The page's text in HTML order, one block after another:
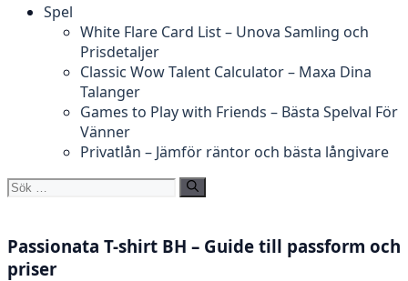
Spel
White Flare Card List – Unova Samling och
Prisdetaljer
Classic Wow Talent Calculator – Maxa Dina
Talanger
Games to Play with Friends – Bästa Spelval För
Vänner
Privatlån – Jämför räntor och bästa långivare
Sök
Passionata T-shirt BH – Guide till passform och
priser